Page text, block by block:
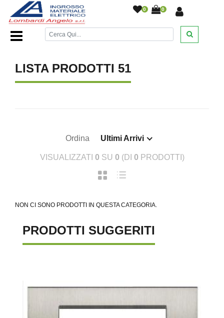
0 0
Home Page/
LISTA PRODOTTI 51
Ordina Ultimi Arrivi
VISUALIZZATI 0 SU 0 (DI 0 PRODOTTI)
NON CI SONO PRODOTTI IN QUESTA CATEGORIA.
PRODOTTI SUGGERITI